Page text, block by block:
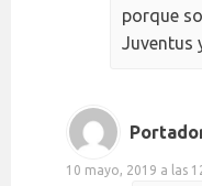
porque
Juventus
10 mayo, 2019 a las